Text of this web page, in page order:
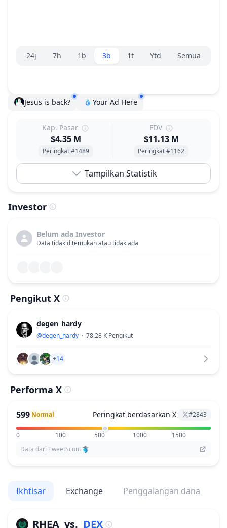
Pemilih rentang.
24j 7h 1b 3b 1t Ytd Semua
Jesus is back? Your Ad Here
Kap. Pasar
$4.35 M
Peringkat #1489
FDV
$11.13 M
Peringkat #1162
Tampilkan Statistik
Investor
Belum ada Investor
Data tidak ditemukan atau tidak ada
Pengikut X
degen_hardy
@degen_hardy 78.28 K Pengikut
+14
Performa X
599 Normal Peringkat berdasarkan X #2843
0 100 500 1000
1500
Data dari TweetScout
Ikhtisar Exchange Penggalangan dana
RHEA vs. DEX